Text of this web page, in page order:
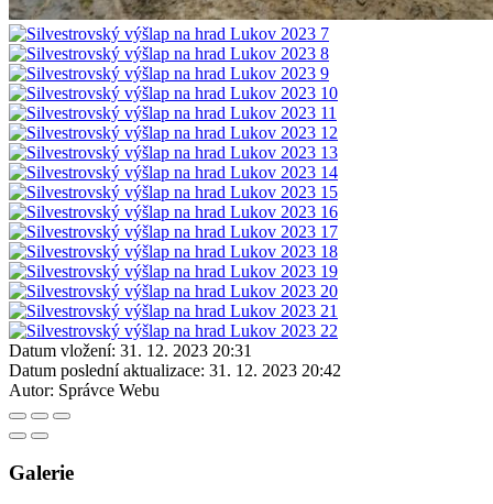
Datum vložení: 31. 12. 2023 20:31
Datum poslední aktualizace: 31. 12. 2023 20:42
Autor: Správce Webu
Galerie